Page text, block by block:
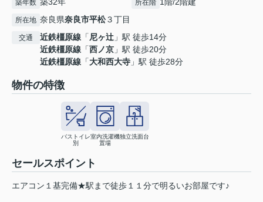
築年数 所在階
所在地 奈良県奈良市平松３丁目
交通 近鉄橿原線 「尼ヶ辻 」駅 徒歩14分
近鉄橿原線 「西ノ京 」駅 徒歩20分
近鉄橿原線 「大和西大寺 」駅 徒歩28分
物件の特徴
バストイレ
別
室内洗濯機
置場
独立洗面台
セールスポイント
エアコン１基完備★駅まで徒歩１１分で明るいお部屋です♪